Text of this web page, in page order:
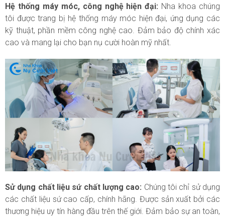
Hệ thống máy móc, công nghệ hiện đại: Nha khoa chúng
tôi được trang bị hệ thống máy móc hiện đại, ứng dụng các
kỹ thuật, phần mềm công nghệ cao. Đảm bảo độ chính xác
cao và mang lại cho bạn nụ cười hoàn mỹ nhất.
Sử dụng chất liệu sứ chất lượng cao: Chúng tôi chỉ sử dụng
các chất liệu sứ cao cấp, chính hãng. Được sản xuất bởi các
thương hiệu uy tín hàng đầu trên thế giới. Đảm bảo sự an toàn,